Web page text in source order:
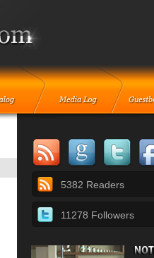
5382 Readers
11278 Followers